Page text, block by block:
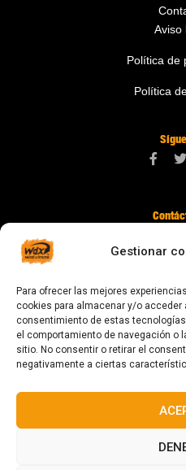
Gestionar
Para ofrecer las mejores
cookies para almacenar y/o acceder
consentimiento de estas
el comportamiento de navegación
sitio. No consentir o retirar el
negativamente a ciertas
Aviso
Política de
Política
08024
© 2023 Todos los
Diseñado y